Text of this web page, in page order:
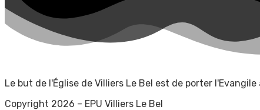
Le but de l'Église de Villiers Le Bel est de porter
Copyright 2026 – EPU Villiers Le Bel